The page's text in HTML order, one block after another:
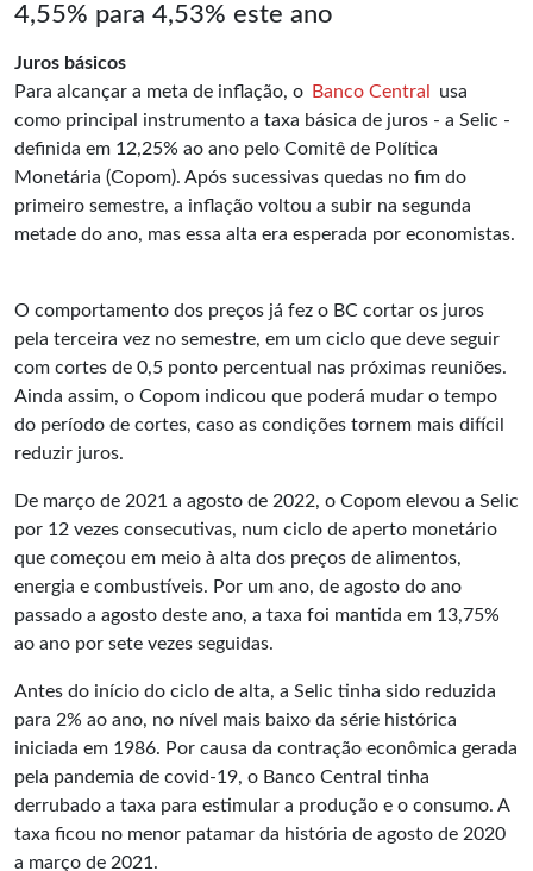
4,55% para 4,53% este ano
Juros básicos
Para alcançar a meta de inflação, o
Banco Central
usa
como principal instrumento a taxa básica de juros - a Selic -
definida em 12,25% ao ano pelo Comitê de Política
Monetária (Copom). Após sucessivas quedas no fim do
primeiro semestre, a inflação voltou a subir na segunda
metade do ano, mas essa alta era esperada por economistas.
O comportamento dos preços já fez o BC cortar os juros
pela terceira vez no semestre, em um ciclo que deve seguir
com cortes de 0,5 ponto percentual nas próximas reuniões.
Ainda assim, o Copom indicou que poderá mudar o tempo
do período de cortes, caso as condições tornem mais difícil
reduzir juros.
De março de 2021 a agosto de 2022, o Copom elevou a Selic
por 12 vezes consecutivas, num ciclo de aperto monetário
que começou em meio à alta dos preços de alimentos,
energia e combustíveis. Por um ano, de agosto do ano
passado a agosto deste ano, a taxa foi mantida em 13,75%
ao ano por sete vezes seguidas.
Antes do início do ciclo de alta, a Selic tinha sido reduzida
para 2% ao ano, no nível mais baixo da série histórica
iniciada em 1986. Por causa da contração econômica gerada
pela pandemia de covid-19, o Banco Central tinha
derrubado a taxa para estimular a produção e o consumo. A
taxa ficou no menor patamar da história de agosto de 2020
a março de 2021.